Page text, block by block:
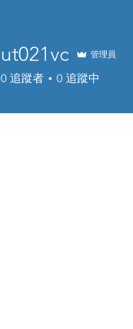
ut021vc 管理員
0 追蹤者 0 追蹤中